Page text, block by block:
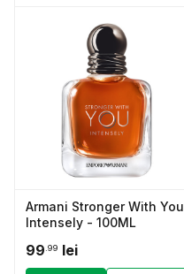
Armani Stronger With You
Intensely - 100ML
99 .99 lei